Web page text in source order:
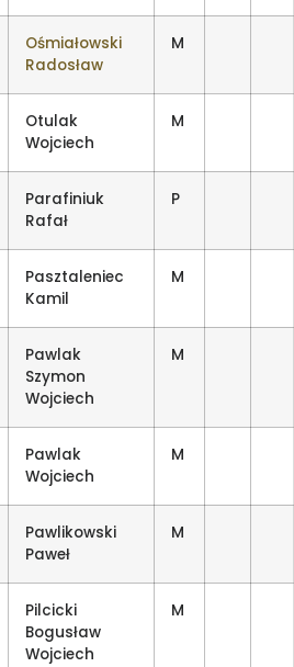
Ośmiałowski
Radosław
M
Otulak
Wojciech
M
Parafiniuk
Rafał
P
Pasztaleniec
Kamil
M
Pawlak
Szymon
Wojciech
M
Pawlak
Wojciech
M
Pawlikowski
Paweł
M
Pilcicki
Bogusław
Wojciech
M